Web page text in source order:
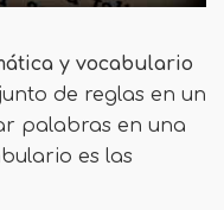
y vocabulario
de reglas en un
palabras en una
es las